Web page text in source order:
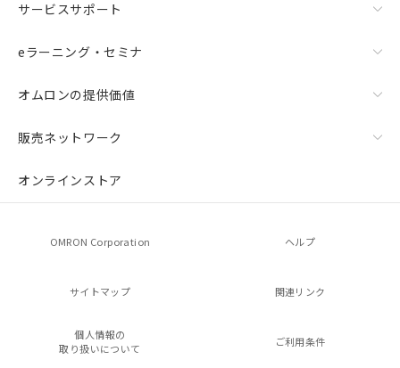
サービスサポート
eラーニング・セミナ
オムロンの提供価値
販売ネットワーク
オンラインストア
OMRON Corporation ヘルプ
サイトマップ 関連リンク
個人情報の
取り扱いについて
ご利用条件